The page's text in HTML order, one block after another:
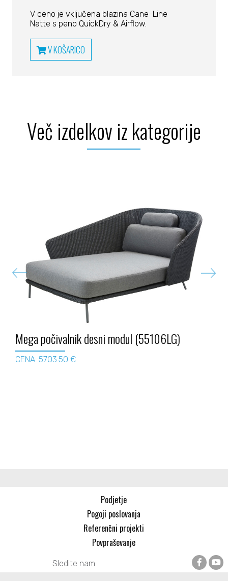
V ceno je vključena blazina Cane-Line
Natte s peno QuickDry & Airflow.
V KOŠARICO
Več izdelkov iz kategorije
Mega počivalnik desni modul (55106LG)
CENA: 5703.50 €
Podjetje
Pogoji poslovanja
Referenčni projekti
Povpraševanje
Sledite nam: